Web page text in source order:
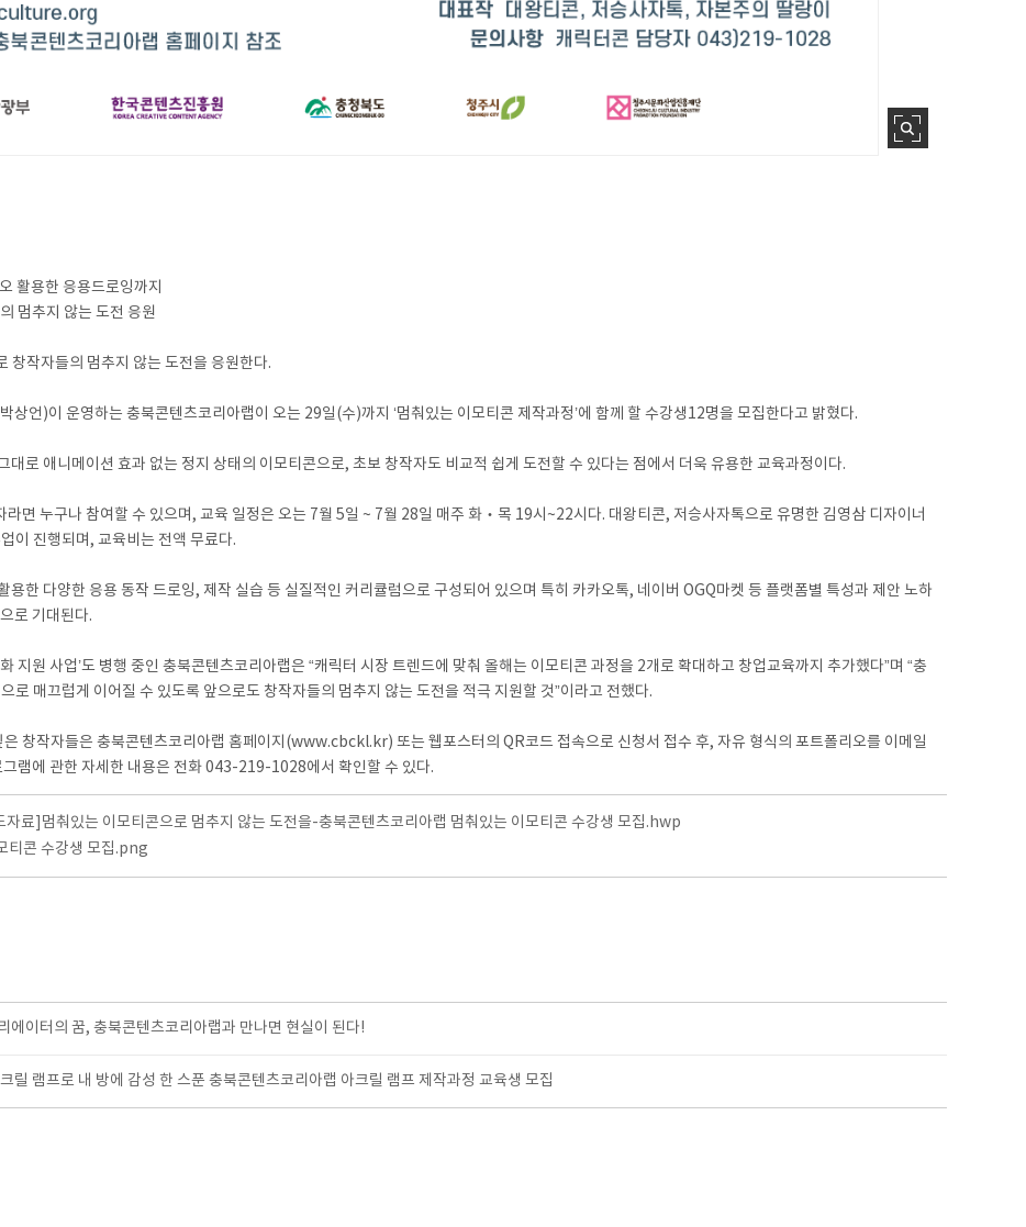
활용한 응용드로잉까지
멈추지 않는 도전 응원
창작자들의 멈추지 않는 도전을 응원한다.
상언)이 운영하는 충북콘텐츠코리아랩이 오는 29일(수)까지 ‘멈춰있는 이모티콘 제작과정’에 함께 할 수강생12명을 모집한다고 밝혔다.
대로 애니메이션 효과 없는 정지 상태의 이모티콘으로, 초보 창작자도 비교적 쉽게 도전할 수 있다는 점에서 더욱 유용한 교육과정이다.
면 누구나 참여할 수 있으며, 교육 일정은 오는 7월 5일 ~ 7월 28일 매주 화‧목 19시~22시다. 대왕티콘, 저승사자톡으로 유명한 김영삼 디자이너
이 진행되며, 교육비는 전액 무료다.
용한 다양한 응용 동작 드로잉, 제작 실습 등 실질적인 커리큘럼으로 구성되어 있으며 특히 카카오톡, 네이버 OGQ마켓 등 플랫폼별 특성과 제안 노하
로 기대된다.
지원 사업’도 병행 중인 충북콘텐츠코리아랩은 “캐릭터 시장 트렌드에 맞춰 올해는 이모티콘 과정을 2개로 확대하고 창업교육까지 추가했다”며 “충
로 매끄럽게 이어질 수 있도록 앞으로도 창작자들의 멈추지 않는 도전을 적극 지원할 것”이라고 전했다.
창작자들은 충북콘텐츠코리아랩 홈페이지(www.cbckl.kr) 또는 웹포스터의 QR코드 접속으로 신청서 접수 후, 자유 형식의 포트폴리오를 이메일
에 관한 자세한 내용은 전화 043-219-1028에서 확인할 수 있다.
료]멈춰있는 이모티콘으로 멈추지 않는 도전을-충북콘텐츠코리아랩 멈춰있는 이모티콘 수강생 모집.hwp
티콘 수강생 모집.png
에이터의 꿈, 충북콘텐츠코리아랩과 만나면 현실이 된다!
릴 램프로 내 방에 감성 한 스푼 충북콘텐츠코리아랩 아크릴 램프 제작과정 교육생 모집